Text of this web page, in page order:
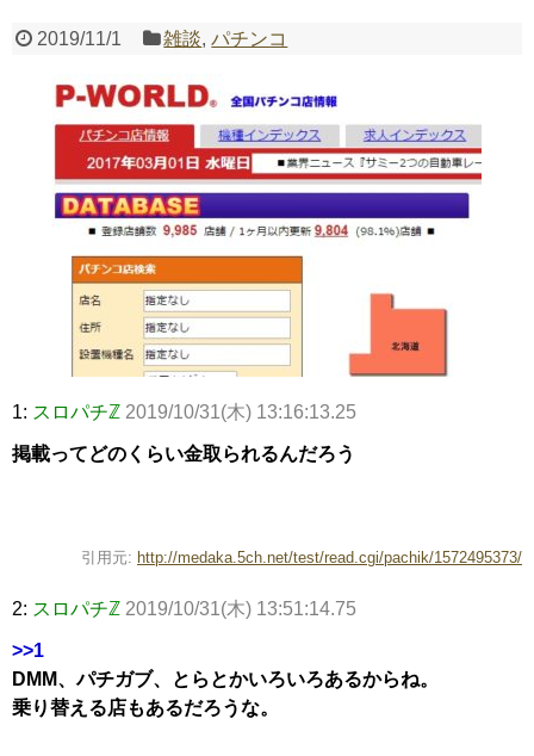
2019/11/1 雑談,パチンコ
1: スロパチℤ 2019/10/31(木) 13:16:13.25
掲載ってどのくらい金取られるんだろう
引用元: http://medaka.5ch.net/test/read.cgi/pachik/1572495373/
2: スロパチℤ 2019/10/31(木) 13:51:14.75
>>1
DMM、パチガブ、とらとかいろいろあるからね。
乗り替える店もあるだろうな。